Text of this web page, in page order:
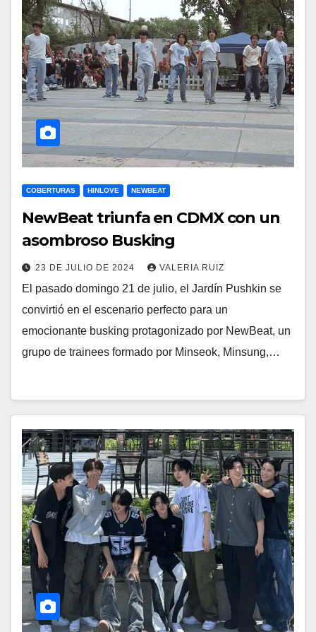
COBERTURAS HINLOVE NEWBEAT
NewBeat triunfa en CDMX con un
asombroso Busking
23 DE JULIO DE 2024 VALERIA RUIZ
El pasado domingo 21 de julio, el Jardín Pushkin se
convirtió en el escenario perfecto para un
emocionante busking protagonizado por NewBeat, un
grupo de trainees formado por Minseok, Minsung,…